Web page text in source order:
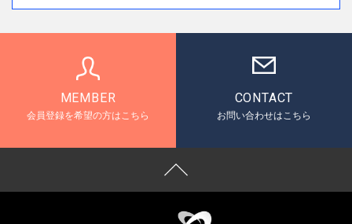
MEMBER
会員登録を希望の方はこちら
CONTACT
お問い合わせはこちら